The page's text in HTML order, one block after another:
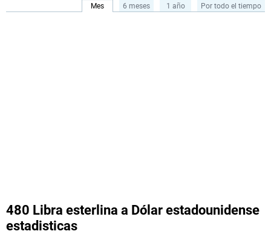
Mes 6 meses 1 año Por todo el tiempo
480 Libra esterlina a Dólar estadounidense
estadisticas